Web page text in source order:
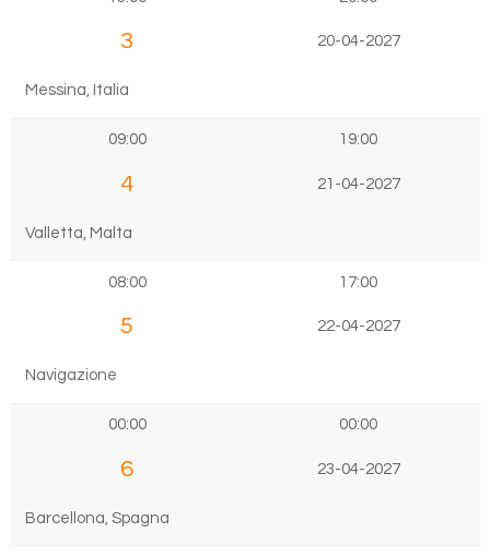
3 20-04-2027
Messina, Italia
09:00 19:00
4 21-04-2027
Valletta, Malta
08:00 17:00
5 22-04-2027
Navigazione
00:00 00:00
6 23-04-2027
Barcellona, Spagna